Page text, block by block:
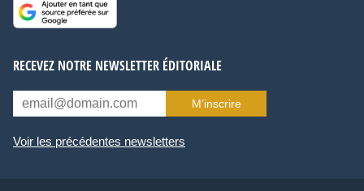
RECEVEZ NOTRE NEWSLETTER ÉDITORIALE
M’inscrire
Voir les précédentes newsletters